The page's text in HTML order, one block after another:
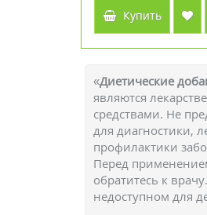
Купить
«Диетические
являются
средствами. Не
для диагностики,
профилактики
Перед
обратитесь к
недоступном для